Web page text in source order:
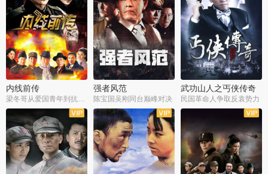
内线前传 强者风范
陈宝国吴刚同台巅峰对决
武功山人之丐侠传奇
民国革命人争取反袁势力
全38集
全9集 全35集